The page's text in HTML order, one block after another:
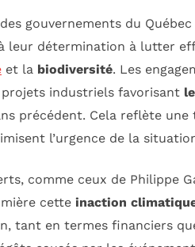
gouvernements du
leur détermination à lutter
et la biodiversité. Les
projets industriels favorisant
précédent. Cela reflète
l’urgence de la
comme ceux de Philippe
cette inaction
tant en termes financiers